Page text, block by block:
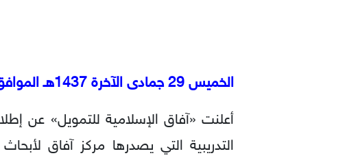
الخميس 29 جمادى الآخرة 1437هـ الموافق 7 آبريل 2016م
أعلنت «آفاق الإسلامية للتمويل» عن
التدريبية التي يصدرها مركز آفاق